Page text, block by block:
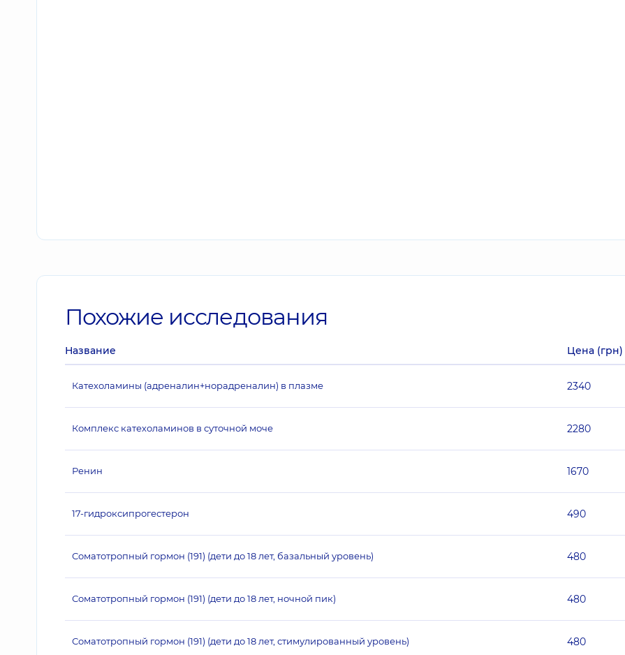
Похожие исследования
Название Цена (грн)
Катехоламины (адреналин+норадреналин) в плазме 2340
Комплекс катехоламинов в суточной моче 2280
Ренин 1670
17-гидроксипрогестерон 490
Соматотропный гормон (191) (дети до 18 лет, базальный уровень) 480
Соматотропный гормон (191) (дети до 18 лет, ночной пик) 480
Соматотропный гормон (191) (дети до 18 лет, стимулированный уровень) 480